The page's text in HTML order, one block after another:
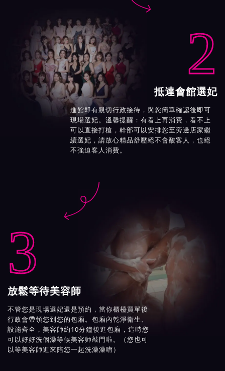
2
抵達會館選妃
進館即有親切行政接待，與您簡單確認後即可
現場選妃。溫馨提醒：有看上再消費，看不上
可以直接打槍，幹部可以安排您至旁邊店家繼
續選妃，請放心精品舒壓絕不會酸客人，也絕
不強迫客人消費。

3
放鬆等待美容師
不管您是現場選妃還是預約，當你櫃檯買單後
行政會帶領您到您的包廂。包廂內乾淨衛生、
設施齊全，美容師約10分鐘後進包廂，這時您
可以好好洗個澡等候美容师敲門啦。（您也可
以等美容師進來陪您一起洗澡澡唷）